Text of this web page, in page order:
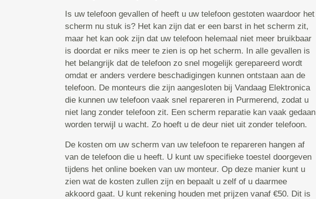
Is uw telefoon gevallen of heeft u uw telefoon gestoten waardoor het
scherm nu stuk is? Het kan zijn dat er een barst in het scherm zit,
maar het kan ook zijn dat uw telefoon helemaal niet meer bruikbaar
is doordat er niks meer te zien is op het scherm. In alle gevallen is
het belangrijk dat de telefoon zo snel mogelijk gerepareerd wordt
omdat er anders verdere beschadigingen kunnen ontstaan aan de
telefoon. De monteurs die zijn aangesloten bij Vandaag Elektronica
die kunnen uw telefoon vaak snel repareren in Purmerend, zodat u
niet lang zonder telefoon zit. Een scherm reparatie kan vaak gedaan
worden terwijl u wacht. Zo hoeft u de deur niet uit zonder telefoon.
De kosten om uw scherm van uw telefoon te repareren hangen af
van de telefoon die u heeft. U kunt uw specifieke toestel doorgeven
tijdens het online boeken van uw monteur. Op deze manier kunt u
zien wat de kosten zullen zijn en bepaalt u zelf of u daarmee
akkoord gaat. U kunt rekening houden met prijzen vanaf €50. Dit is